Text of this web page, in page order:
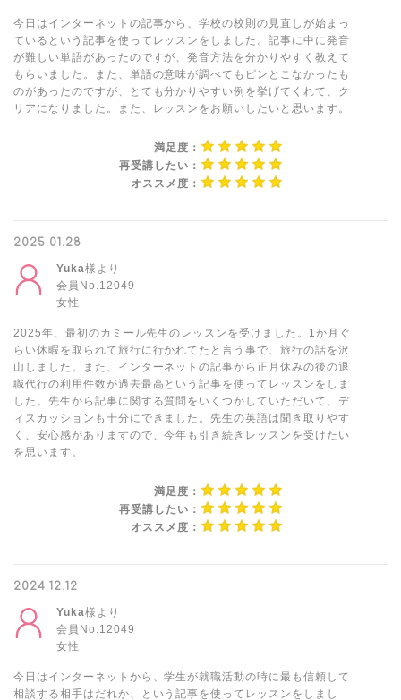
今日はインターネットの記事から、学校の校則の見直しが始まっ
ているという記事を使ってレッスンをしました。記事に中に発音
が難しい単語があったのですが、発音方法を分かりやすく教えて
もらいました。また、単語の意味が調べてもピンとこなかったも
のがあったのですが、とても分かりやすい例を挙げてくれて、ク
リアになりました。また、レッスンをお願いしたいと思います。
満足度：
再受講したい：
オススメ度：
2025.01.28
Yuka様より
会員No.12049
女性
2025年、最初のカミール先生のレッスンを受けました。1か月ぐ
らい休暇を取られて旅行に行かれてたと言う事で、旅行の話を沢
山しました。また、インターネットの記事から正月休みの後の退
職代行の利用件数が過去最高という記事を使ってレッスンをしま
した。先生から記事に関する質問をいくつかしていただいて、デ
ィスカッションも十分にできました。先生の英語は聞き取りやす
く、安心感がありますので、今年も引き続きレッスンを受けたい
を思います。
満足度：
再受講したい：
オススメ度：
2024.12.12
Yuka様より
会員No.12049
女性
今日はインターネットから、学生が就職活動の時に最も信頼して
相談する相手はだれか、という記事を使ってレッスンをしまし